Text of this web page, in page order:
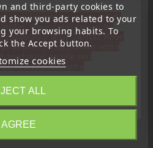
Control Compatible With
1-1 of 1 item(s)
and third-party cookies to
show you ads related to your
your browsing habits. To
the Accept button.
cookies
ALL
I AGREE
sera fermée pour congés du
inclus. Pour cette raison les
jusqu'au 7 aout 14H00. Pour
devons réceptionner votre
aout pour qu'elle soit
Merci pour votre
Close